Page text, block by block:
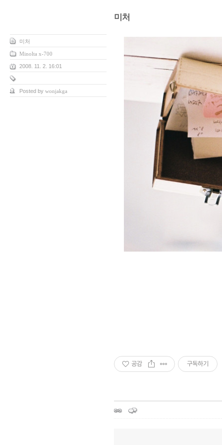
미처
Minolta x-700
2008. 11. 2. 16:01
Posted by wonjakga
미처
공감 구독하기